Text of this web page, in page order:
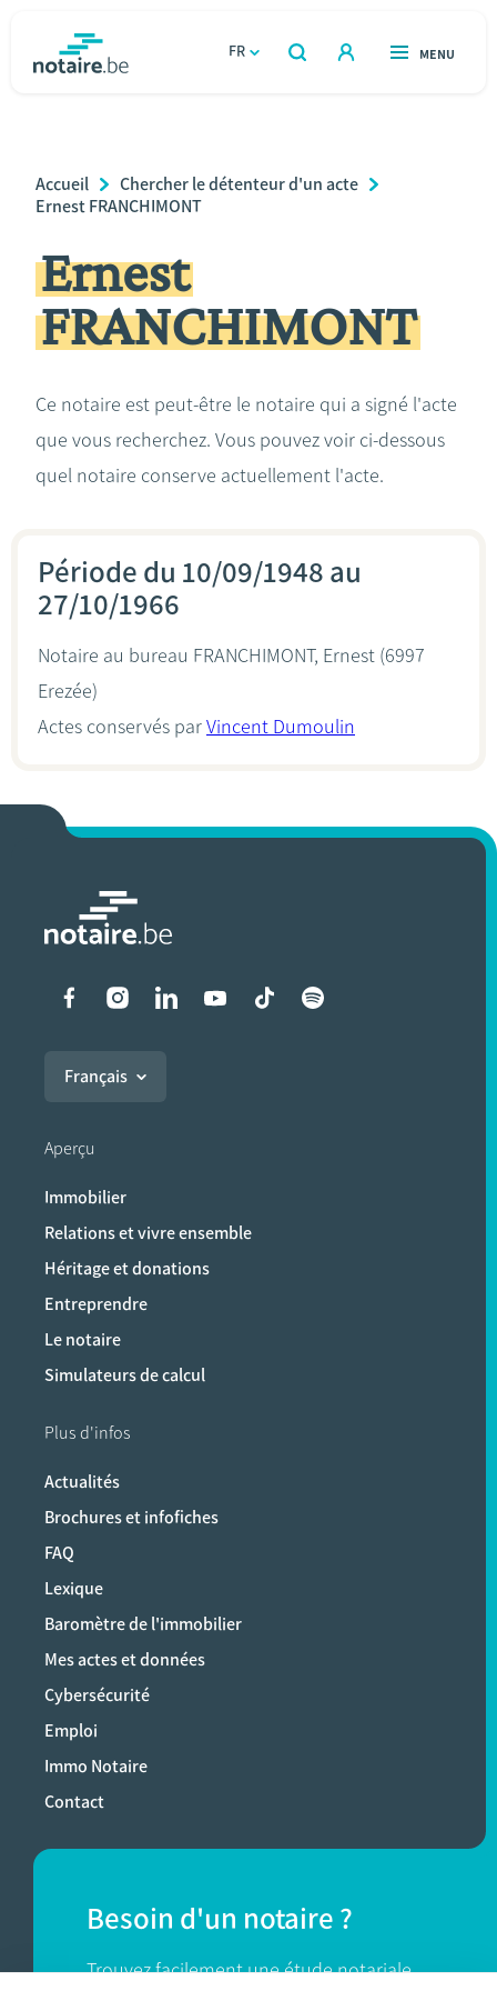
FR
OUVERT
RECHERCHER
OUVERT
MENU
Relations et vivre ensemble
Héritage et donations
Entreprendre
Calculateurs
Breadcrumb
Accueil
Chercher le détenteur d'un acte
Ernest FRANCHIMONT
Ernest
FRANCHIMONT
Ce notaire est peut-être le notaire qui a signé l'acte
que vous recherchez. Vous pouvez voir ci-dessous
quel notaire conserve actuellement l'acte.
Période du 10/09/1948 au
27/10/1966
Notaire au bureau FRANCHIMONT, Ernest (6997
Erezée)
Actes conservés parVincent Dumoulin
Liens vers les réseaux
Français
Aperçu
Immobilier
Relations et vivre ensemble
Héritage et donations
Entreprendre
Le notaire
Simulateurs de calcul
Plus d'infos
Actualités
Brochures et infofiches
FAQ
Lexique
Baromètre de l'immobilier
Mes actes et données
Cybersécurité
Emploi
Immo Notaire
Contact
Besoin d'un notaire ?
Trouvez facilement une étude notariale